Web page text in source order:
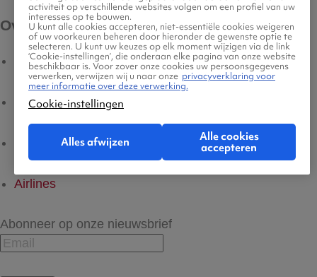
Over ons
Vluchten
Hotels
Vlucht + hotel
Airlines
Abonneer op onze nieuwsbrief
activiteit op verschillende websites volgen om een profiel van uw
interesses op te bouwen.
U kunt alle cookies accepteren, niet-essentiële cookies weigeren
of uw voorkeuren beheren door hieronder de gewenste optie te
selecteren. U kunt uw keuzes op elk moment wijzigen via de link
‘Cookie-instellingen’, die onderaan elke pagina van onze website
beschikbaar is. Voor zover onze cookies uw persoonsgegevens
verwerken, verwijzen wij u naar onze privacyverklaring voor
meer informatie over deze verwerking.
Cookie-instellingen
Alles afwijzen
Alle cookies
accepteren